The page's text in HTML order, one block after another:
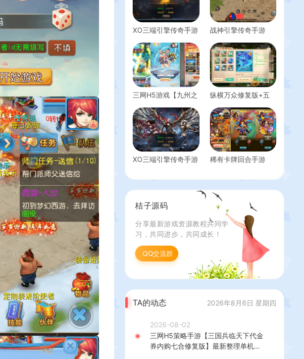
XO三端引擎传奇手游
新整理Win系服务端
+PC安卓苹果三端
+加密工具+详细搭建
教程
战神引擎传奇手游
百区白猪3.0】最新整
理Win一键服务端
+GM授权后台+安卓
苹果双端+详细搭建
教程
三网H5游戏【九州之
版】最新整理单机一
键即玩镜像端+Linux
手工服务端+管理后
台+GM授权后台+简
易安卓客户端+详细
搭建教程
纵横万众修复版+五
+双端+Linux系统详
细架设教程（关闭ssh
不会掉游戏）
XO三端引擎传奇手游
击】最新整理Win系
服务端+PC安卓苹果
搭建教程
稀有卡牌回合手游
金版】最新整理Linux
手工服务端+安卓苹
果双端+CDK授权后
台+详细搭建教程
桔子源码
分享最新游戏资源教程共同学
习，共同进步，共同成长！
QQ交流群
TA的动态 2026年8月6日 星期四
2026-08-02
三网H5策略手游【三国兵临天下代金
券内购七合修复版】最新整理单机一